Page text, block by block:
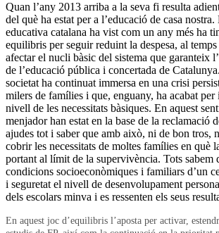
Quan l’any 2013 arriba a la seva fi resulta
del què ha estat per a l’educació de casa
educativa catalana ha vist com un any més ha
equilibris per seguir reduint la despesa, al
afectar el nucli bàsic del sistema que garanteix
de l’educació pública i concertada de
societat ha continuat immersa en una crisi
milers de famílies i que, enguany, ha acabat
nivell de les necessitats bàsiques. En aquest
menjador han estat en la base de la reclamació
ajudes tot i saber que amb això, ni de bon tros,
cobrir les necessitats de moltes famílies en què
portant al límit de la supervivència. Tots sabem
condicions socioeconòmiques i familiars d’un
i seguretat el nivell de desenvolupament
dels escolars minva i es ressenten els seus
En aquest joc d’equilibris l’aposta per activar,